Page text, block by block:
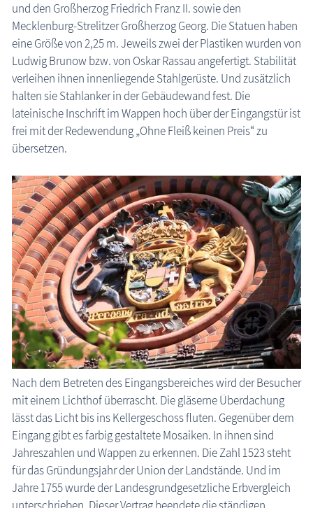
und den Großherzog Friedrich Franz II. sowie den
Mecklenburg-Strelitzer Großherzog Georg. Die Statuen haben
eine Größe von 2,25 m. Jeweils zwei der Plastiken wurden von
Ludwig Brunow bzw. von Oskar Rassau angefertigt. Stabilität
verleihen ihnen innenliegende Stahlgerüste. Und zusätzlich
halten sie Stahlanker in der Gebäudewand fest. Die
lateinische Inschrift im Wappen hoch über der Eingangstür ist
frei mit der Redewendung „Ohne Fleiß keinen Preis“ zu
übersetzen.
Nach dem Betreten des Eingangsbereiches wird der Besucher
mit einem Lichthof überrascht. Die gläserne Überdachung
lässt das Licht bis ins Kellergeschoss fluten. Gegenüber dem
Eingang gibt es farbig gestaltete Mosaiken. In ihnen sind
Jahreszahlen und Wappen zu erkennen. Die Zahl 1523 steht
für das Gründungsjahr der Union der Landstände. Und im
Jahre 1755 wurde der Landesgrundgesetzliche Erbvergleich